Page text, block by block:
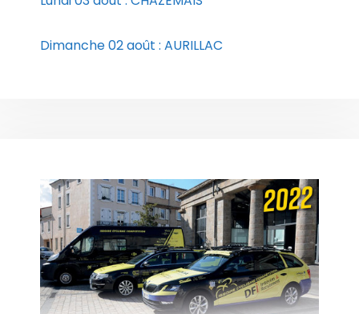
Dimanche 02 août : AURILLAC